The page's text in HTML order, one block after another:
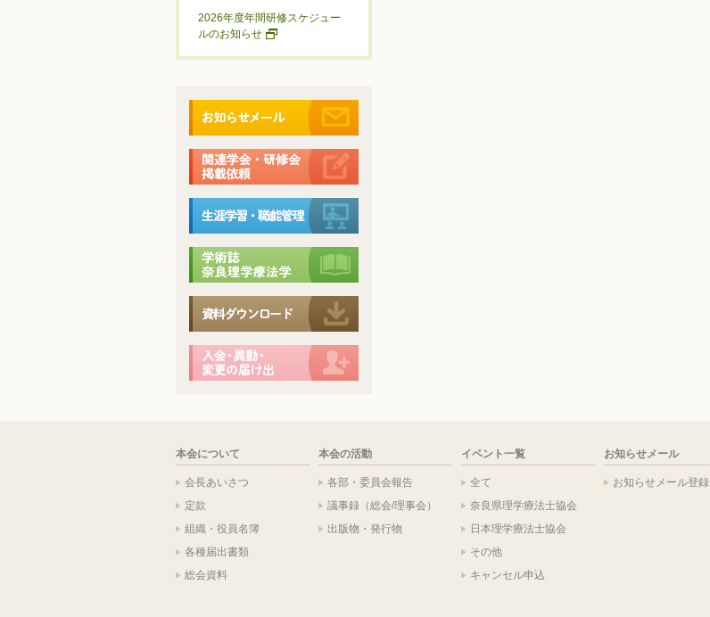
2026年度年間研修スケジュー
ルのお知らせ
本会について
会長あいさつ
定款
組織・役員名簿
各種届出書類
総会資料
本会の活動
各部・委員会報告
議事録（総会/理事会）
出版物・発行物
イベント一覧
全て
奈良県理学療法士協会
日本理学療法士協会
その他
キャンセル申込
お知らせメール
お知らせメール登録